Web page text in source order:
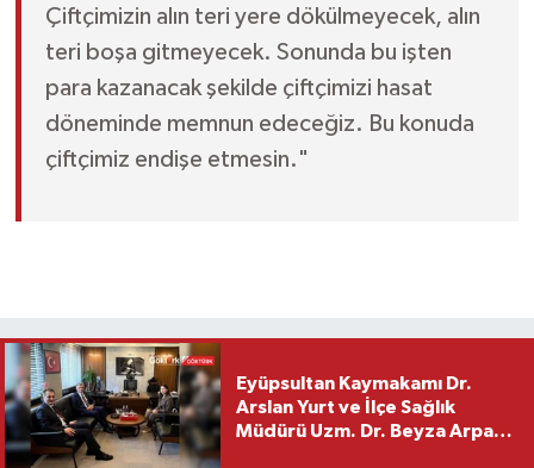
Çiftçimizin alın teri yere dökülmeyecek, alın
teri boşa gitmeyecek. Sonunda bu işten
para kazanacak şekilde çiftçimizi hasat
döneminde memnun edeceğiz. Bu konuda
çiftçimiz endişe etmesin."
Eyüpsultan Kaymakamı Dr.
Arslan Yurt ve İlçe Sağlık
Müdürü Uzm. Dr. Beyza Arpacı